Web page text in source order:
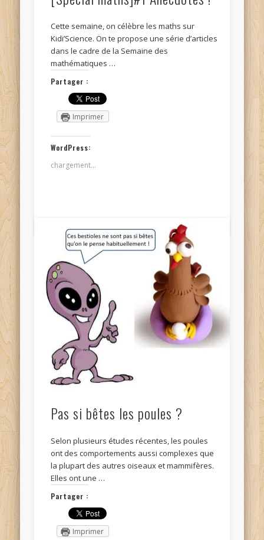
Cette semaine, on célèbre les maths sur
Kidi’Science. On te propose une série d’articles
dans le cadre de la Semaine des
mathématiques …
Partager :
Imprimer
WordPress:
chargement…
Pas si bêtes les poules ?
Selon plusieurs études récentes, les poules
ont des comportements aussi complexes que
la plupart des autres oiseaux et mammifères.
Elles ont une …
Partager :
Imprimer